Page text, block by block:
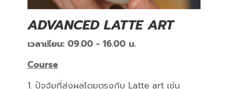
ADVANCED LATTE ART
เวลาเรียน: 09.00 - 16.00 น.
Course
1. ปัจจัยที่ส่งผลโดยตรงกับ Latte art เช่น